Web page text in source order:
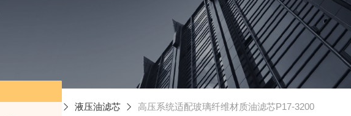
液压油滤芯 高压系统适配玻璃纤维材质油滤芯P17-3200